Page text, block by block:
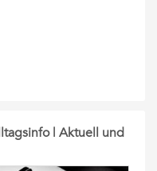
| Aktuell und